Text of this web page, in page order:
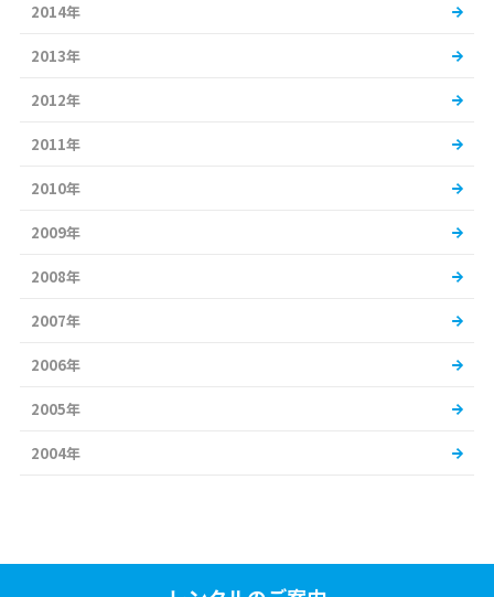
2014年
2013年
2012年
2011年
2010年
2009年
2008年
2007年
2006年
2005年
2004年